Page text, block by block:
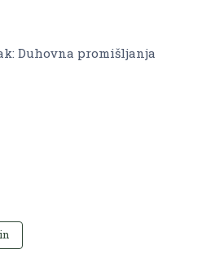
Duhovna promišljanja